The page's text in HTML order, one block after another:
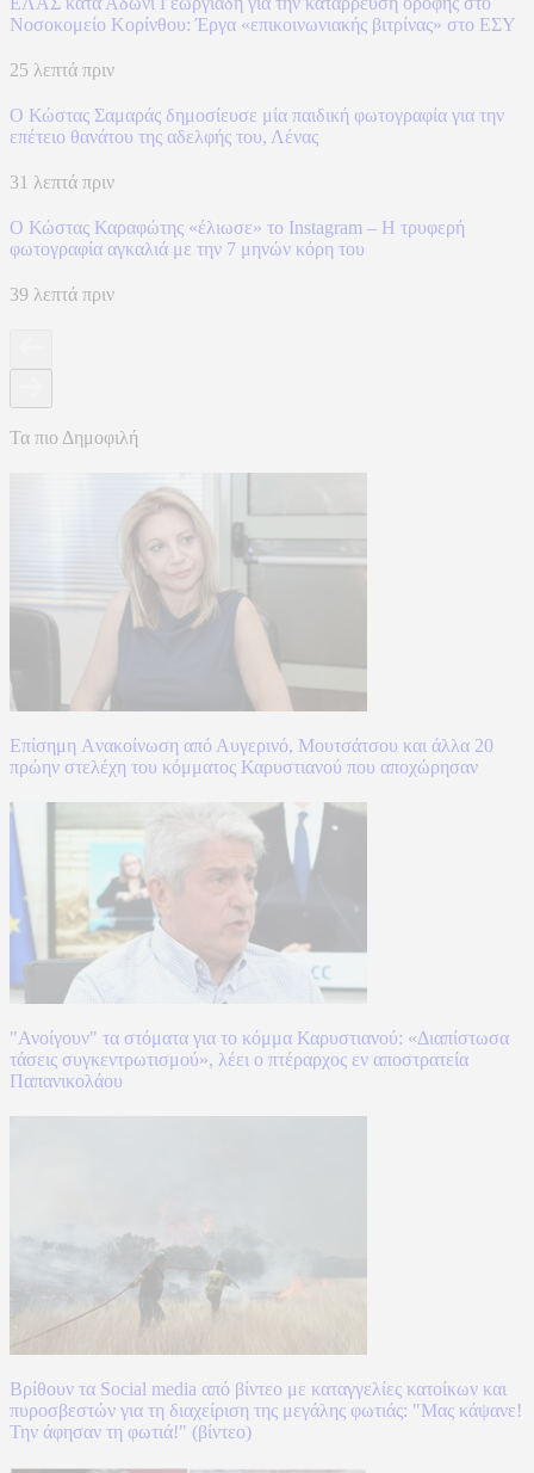
Νοσοκομείο Κορίνθου: Έργα «επικοινωνιακής βιτρίνας» στο ΕΣΥ
25 λεπτά πριν
Ο Κώστας Σαμαράς δημοσίευσε μία παιδική φωτογραφία για την
επέτειο θανάτου της αδελφής του, Λένας
31 λεπτά πριν
Ο Κώστας Καραφώτης «έλιωσε» το Instagram – Η τρυφερή
φωτογραφία αγκαλιά με την 7 μηνών κόρη του
39 λεπτά πριν
Τα πιο Δημοφιλή
Επίσημη Aνακοίνωση από Αυγερινό, Μουτσάτσου και άλλα 20
πρώην στελέχη του κόμματος Καρυστιανού που αποχώρησαν
"Ανοίγουν" τα στόματα για το κόμμα Καρυστιανού: «Διαπίστωσα
τάσεις συγκεντρωτισμού», λέει ο πτέραρχος εν αποστρατεία
Παπανικολάου
Βρίθουν τα Social media από βίντεο με καταγγελίες κατοίκων και
πυροσβεστών για τη διαχείριση της μεγάλης φωτιάς: "Μας κάψανε!
Την άφησαν τη φωτιά!" (βίντεο)